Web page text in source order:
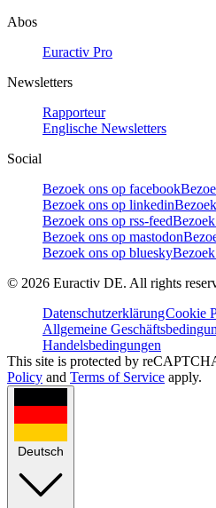
Abos
Euractiv Pro
Newsletters
Rapporteur
Englische Newsletters
Social
Bezoek ons op facebook
Bezoek ons op linkedin
Bezoek ons op rss-feed
Bezoek ons op mastodon
Bezoek ons op bluesky
© 2026 Euractiv DE. All rights
DatenschutzerklärungCookie
Allgemeine
Handelsbedingungen
This site is protected by
Policy and Terms of Service apply.
Deutsch